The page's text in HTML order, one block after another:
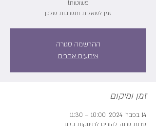
זמן לשאלות ותשובות שלכן
ההרשמה סגורה
אירועים אחרים
זמן ומיקום
14 בפבר׳ 2024, 10:00 – 11:30
סדנת שינה להורים לתינוקות בזום